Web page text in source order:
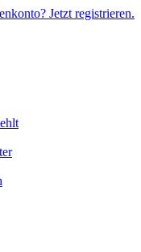
Jetzt registrieren.